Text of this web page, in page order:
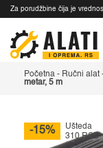
Za porudžbine čija je
Početna - Ručni alat
metar, 5 m
-15%
Ušteda
310 RSD